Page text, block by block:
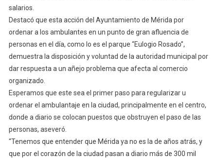
salarios.
Destacó que esta acción del Ayuntamiento de Mérida por
ordenar a los ambulantes en un punto de gran afluencia de
personas en el día, como lo es el parque “Eulogio Rosado”,
demuestra la disposición y voluntad de la autoridad municipal por
dar respuesta a un añejo problema que afecta al comercio
organizado.
Esperamos que este sea el primer paso para regularizar u
ordenar el ambulantaje en la ciudad, principalmente en el centro,
donde a diario se colocan puestos que obstruyen el paso de las
personas, aseveró.
“Tenemos que entender que Mérida ya no es la de años atrás, y
que por el corazón de la ciudad pasan a diario más de 300 mil